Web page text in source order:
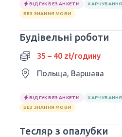
ВІДГУК БЕЗ АНКЕТИ ХАРЧУВАННЯ
БЕЗ ЗНАННЯ МОВИ
Будівельні роботи
35 – 40 zł/годину
Польща, Варшава
ВІДГУК БЕЗ АНКЕТИ ХАРЧУВАННЯ
БЕЗ ЗНАННЯ МОВИ
Тесляр з опалубки